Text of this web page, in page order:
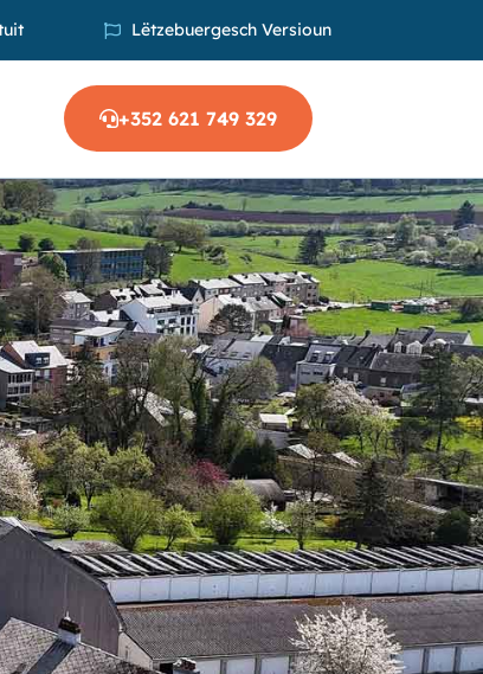
Lëtzebuergesch Versioun
+352 621 749 329